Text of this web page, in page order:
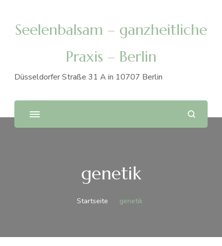
Seelenbalsam – ganzheitliche
Praxis – Berlin
Düsseldorfer Straße 31 A in 10707 Berlin
genetik
Startseite genetik